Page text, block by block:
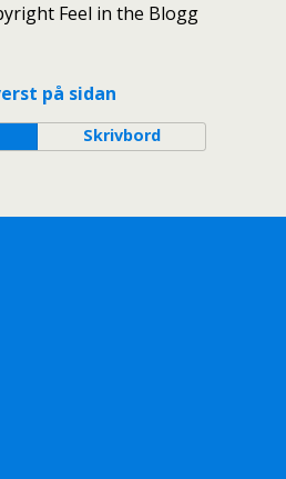
Feel in the Blogg
på sidan
Skrivbord